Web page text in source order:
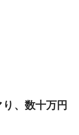
、数十万円